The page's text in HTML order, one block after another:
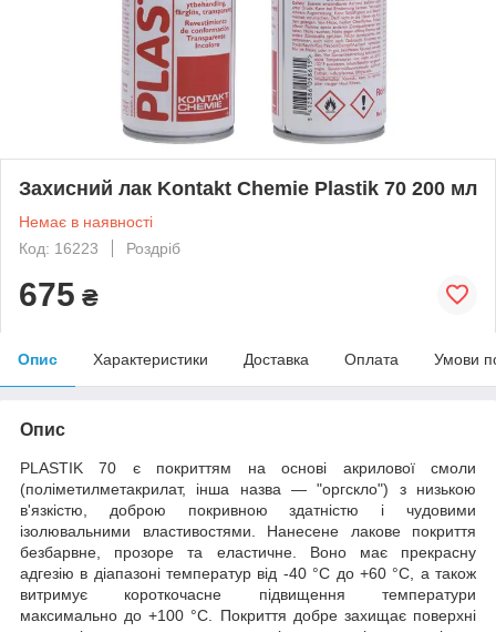
Захисний лак Kontakt Chemie Plastik 70 200 мл
Немає в наявності
Код: 16223
Роздріб
675 ₴
Опис Характеристики Доставка Оплата Умови
Опис
PLASTIK 70 є покриттям на основі акрилової смоли
(поліметилметакрилат, інша назва — "оргскло") з низькою
в'язкістю, доброю покривною здатністю і чудовими
ізолювальними властивостями. Нанесене лакове покриття
безбарвне, прозоре та еластичне. Воно має прекрасну
адгезію в діапазоні температур від -40 °C до +60 °C, а також
витримує короткочасне підвищення температури
максимально до +100 °C. Покриття добре захищає поверхні